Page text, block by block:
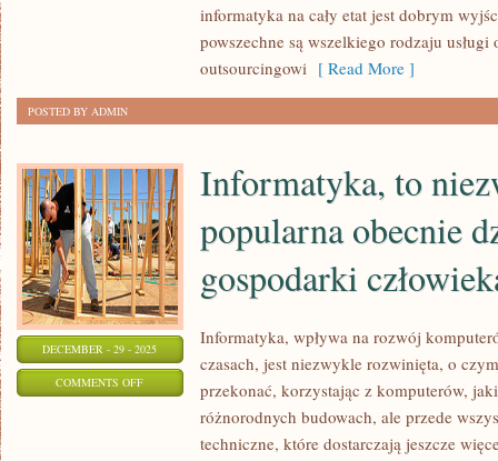
POSIADA
STRONY
INTERNECIE?
informatyka na cały etat jest dobrym
powszechne są wszelkiego rodzaju
outsourcingowi [ Read More ]
POSTED BY ADMIN
DECEMBER - 29 - 2025
COMMENTS OFFON
INFORMATYKA,
Informatyka, to
popularna obecnie
gospodarki
Informatyka, wpływa na rozwój
czasach, jest niezwykle rozwinięta, o
przekonać, korzystając z komputerów,
różnorodnych budowach, ale przede
techniczne, które dostarczają jeszcze